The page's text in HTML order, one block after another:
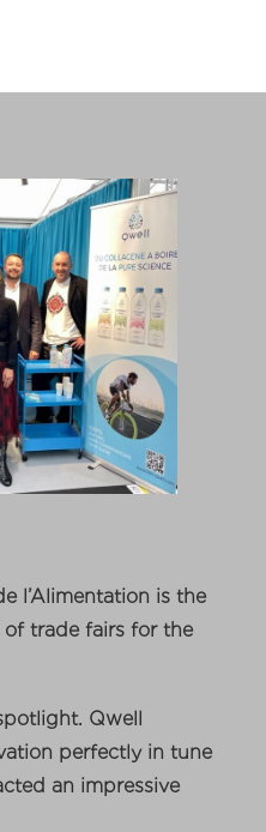
l’Alimentation is the
of trade fairs for the
Qwell
perfectly in tune
an impressive